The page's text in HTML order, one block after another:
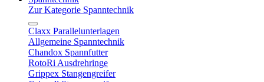
Zur Kategorie Spanntechnik
Claxx Parallelunterlagen
Allgemeine Spanntechnik
Chandox Spannfutter
RotoRi Ausdrehringe
Grippex Stangengreifer